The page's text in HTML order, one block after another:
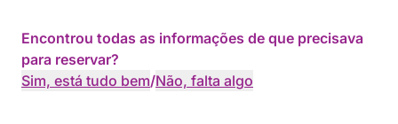
Encontrou todas as informações de que precisava
para reservar?
Sim, está tudo bem/Não, falta algo